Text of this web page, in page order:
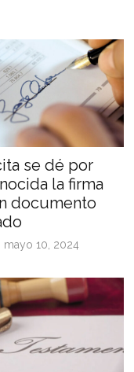
se dé por
la firma
documento
mayo 10, 2024